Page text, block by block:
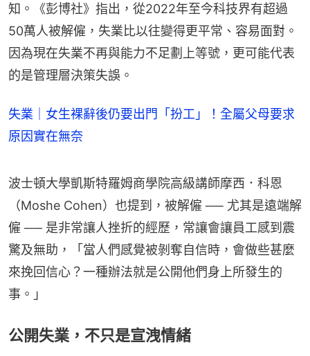
知。《彭博社》指出，從2022年至今科技界有超過
50萬人被解僱，失業比以往變得更平常、容易面對。
因為現在失業不再與能力不足劃上等號，更可能代表
的是管理層決策失誤。
失業｜女生裸辭後仍要出門「扮工」！全屬父母要求
原因實在無奈
波士頓大學凱斯特羅姆商學院高級講師摩西．科恩
（Moshe Cohen）也提到，被解僱 ── 尤其是遠端解
僱 ── 是非常讓人挫折的經歷，常讓會讓員工感到震
驚及無助，「當人們感覺被剝奪自信時，會做些甚麼
來挽回信心？一種辦法就是公開他們身上所發生的
事。」
公開失業，不只是宣洩情緒